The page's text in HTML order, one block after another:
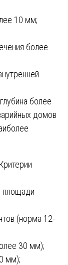
10 мм;
более
более
домов
Критерии
площади
(норма 12-
30 мм);
мм);